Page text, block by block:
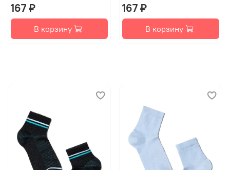
167 ₽
В корзину
167 ₽
В корзину